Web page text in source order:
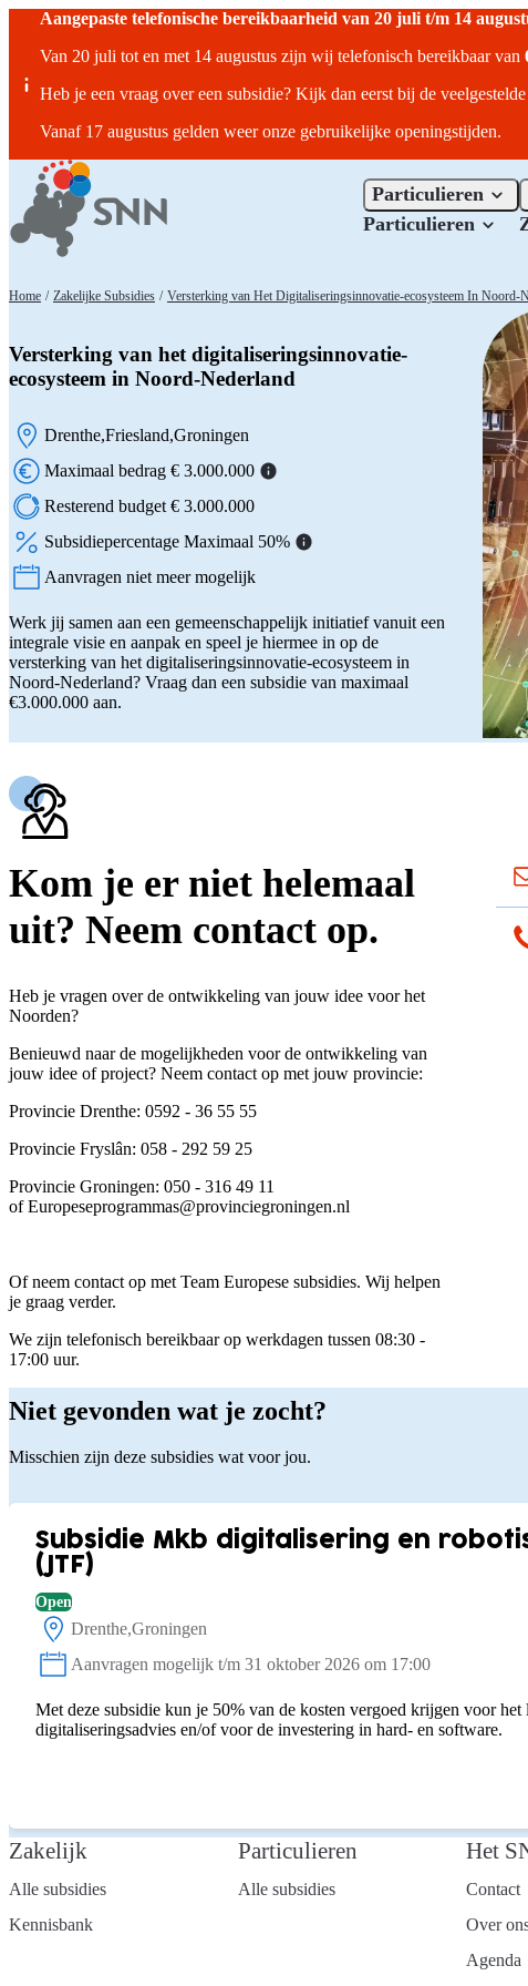
Aangepaste telefonische bereikbaarheid van 20 juli t/m 14
Van 20 juli tot en met 14 augustus zijn wij telefonisch bereikbaar van
Heb je een vraag over een subsidie? Kijk dan eerst bij de
Vanaf 17 augustus gelden weer onze gebruikelijke openingstijden.
Particulieren
Particulieren
Home / Zakelijke Subsidies / Versterking van Het Digitaliseringsinnovatie-ecosysteem In Noord-
Versterking van het digitaliseringsinnovatie-
ecosysteem in Noord-Nederland
Locatie:
Drenthe Friesland Groningen
Maximaal bedrag € 3.000.000
Resterend budget € 3.000.000
Subsidiepercentage Maximaal 50%
Status:
Aanvragen niet meer mogelijk
Werk jij samen aan een gemeenschappelijk initiatief vanuit een
integrale visie en aanpak en speel je hiermee in op de
versterking van het digitaliseringsinnovatie-ecosysteem in
Noord-Nederland? Vraag dan een subsidie van maximaal
€3.000.000 aan.
Kom je er niet helemaal
uit? Neem contact op.
Heb je vragen over de ontwikkeling van jouw idee voor het
Noorden?
Benieuwd naar de mogelijkheden voor de ontwikkeling van
jouw idee of project? Neem contact op met jouw provincie:
Provincie Drenthe: 0592 - 36 55 55
Provincie Fryslân: 058 - 292 59 25
Provincie Groningen: 050 - 316 49 11
of Europeseprogrammas@provinciegroningen.nl
Of neem contact op met Team Europese subsidies. Wij helpen
je graag verder.
We zijn telefonisch bereikbaar op werkdagen tussen 08:30 -
17:00 uur.
Niet gevonden wat je zocht?
Misschien zijn deze subsidies wat voor jou.
Subsidie Mkb digitalisering en
(JTF)
Open
Locatie:
Drenthe Groningen
Status:
Aanvragen mogelijk t/m 31 oktober 2026 om 17:00
Met deze subsidie kun je 50% van de kosten vergoed krijgen voor het
digitaliseringsadvies en/of voor de investering in hard- en software.
Zakelijk
Alle subsidies
Kennisbank
Particulieren
Alle subsidies
Het
Contact
Over
Agenda